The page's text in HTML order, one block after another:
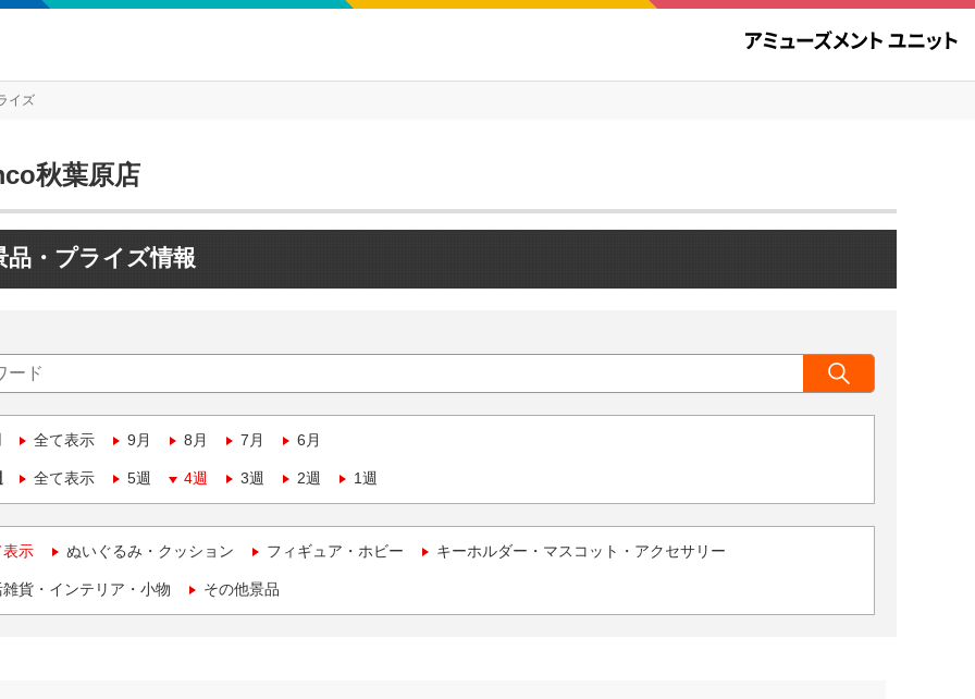
イズ
秋葉原店
品・プライズ情報
全て表示 9月 8月 7月 6月
全て表示 5週 4週 3週 2週 1週
表示 ぬいぐるみ・クッション フィギュア・ホビー キーホルダー・マスコット・アクセサリー
貨・インテリア・小物 その他景品